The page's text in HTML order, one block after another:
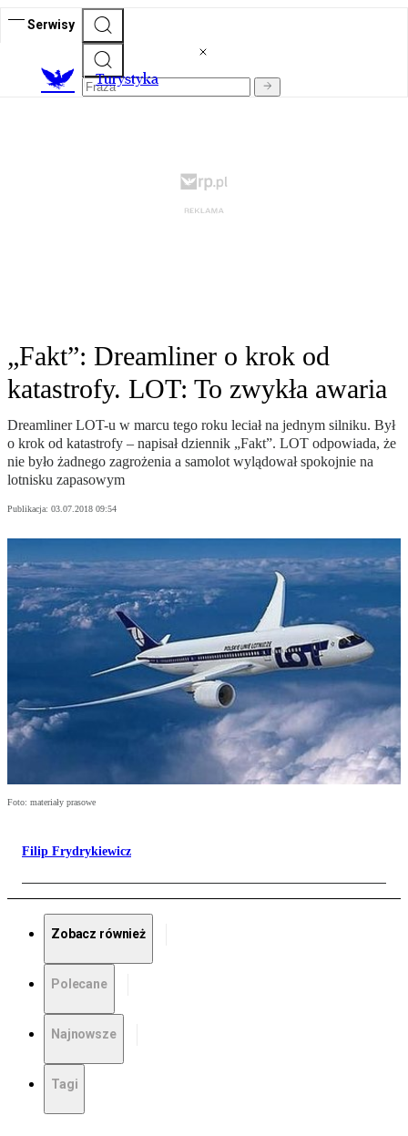
Serwisy
Turystyka
„Fakt”: Dreamliner o krok od
katastrofy. LOT: To zwykła awaria
Dreamliner LOT-u w marcu tego roku leciał na jednym silniku. Był
o krok od katastrofy – napisał dziennik „Fakt”. LOT odpowiada, że
nie było żadnego zagrożenia a samolot wylądował spokojnie na
lotnisku zapasowym
Publikacja: 03.07.2018 09:54
Foto: materiały prasowe
Filip Frydrykiewicz
Zobacz również
Polecane
Najnowsze
Tagi